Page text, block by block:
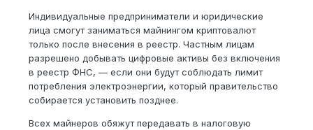
Индивидуальные предприниматели и юридические
лица смогут заниматься майнингом криптовалют
только после внесения в реестр. Частным лицам
разрешено добывать цифровые активы без включения
в реестр ФНС, — если они будут соблюдать лимит
потребления электроэнергии, который правительство
собирается установить позднее.
Всех майнеров обяжут передавать в налоговую